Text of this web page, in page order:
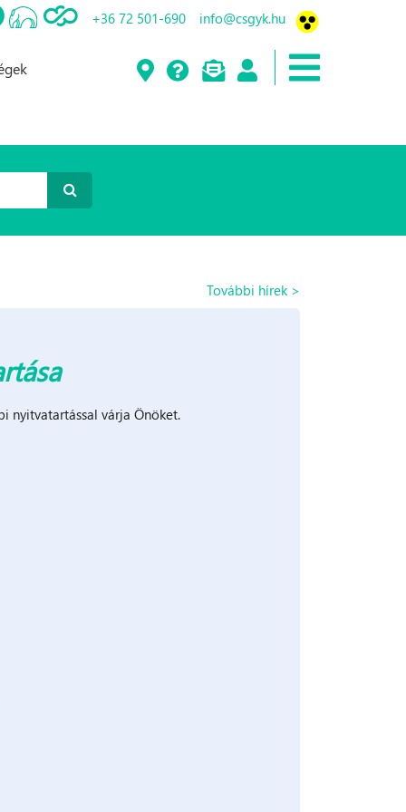
+36 72 501-690 info@csgyk.hu
További hírek >
nyitvatartással várja Önöket.